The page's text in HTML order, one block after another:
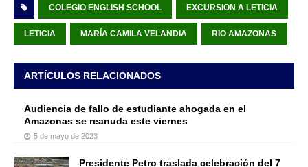
COLEGIO ENGLISH SCHOOL EXCURSION A LETICIA
LETICIA MARÍA CAMILA VELANDIA RIO AMAZONAS
ARTÍCULOS RELACIONADOS
Audiencia de fallo de estudiante ahogada en el
Amazonas se reanuda este viernes
5 de mayo de 2023
Presidente Petro traslada celebración del 7